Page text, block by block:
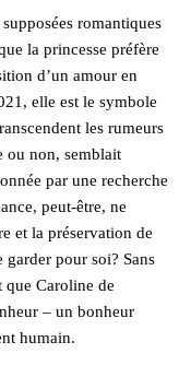
romantiques
la princesse préfère
d’un amour en
elle est le symbole
les rumeurs
ou non, semblait
par une recherche
peut-être, ne
et la préservation de
garder pour soi? Sans
que Caroline de
– un bonheur
humain.